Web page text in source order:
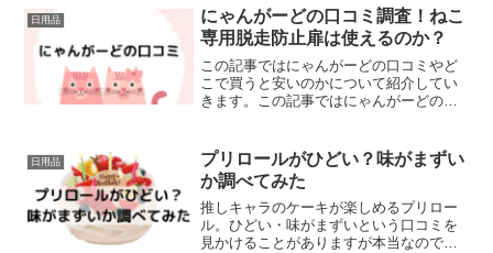
日用品
にゃんがーどの口コミ調査！ねこ
専用脱走防止扉は使えるのか？
この記事ではにゃんがーどの口コミやど
こで買うと安いのかについて紹介してい
きます。この記事ではにゃんがーどの口
ねこ工房さんから、にゃんがーどが届き
ました〜??週末まで待て...
日用品
プリロールがひどい？味がまずい
か調べてみた
推しキャラのケーキが楽しめるプリロー
ル。ひどい・味がまずいという口コミを
見かけることがありますが本当なのでし